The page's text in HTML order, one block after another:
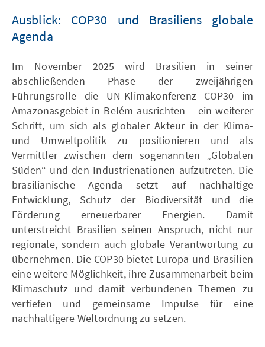
Ausblick: COP30 und Brasiliens globale
Agenda
Im November 2025 wird Brasilien in seiner
abschließenden Phase der zweijährigen
Führungsrolle die UN-Klimakonferenz COP30 im
Amazonasgebiet in Belém ausrichten – ein weiterer
Schritt, um sich als globaler Akteur in der Klima-
und Umweltpolitik zu positionieren und als
Vermittler zwischen dem sogenannten „Globalen
Süden“ und den Industrienationen aufzutreten. Die
brasilianische Agenda setzt auf nachhaltige
Entwicklung, Schutz der Biodiversität und die
Förderung erneuerbarer Energien. Damit
unterstreicht Brasilien seinen Anspruch, nicht nur
regionale, sondern auch globale Verantwortung zu
übernehmen. Die COP30 bietet Europa und Brasilien
eine weitere Möglichkeit, ihre Zusammenarbeit beim
Klimaschutz und damit verbundenen Themen zu
vertiefen und gemeinsame Impulse für eine
nachhaltigere Weltordnung zu setzen.